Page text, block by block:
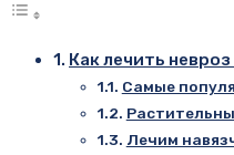
Как лечить
Самые
Лечим